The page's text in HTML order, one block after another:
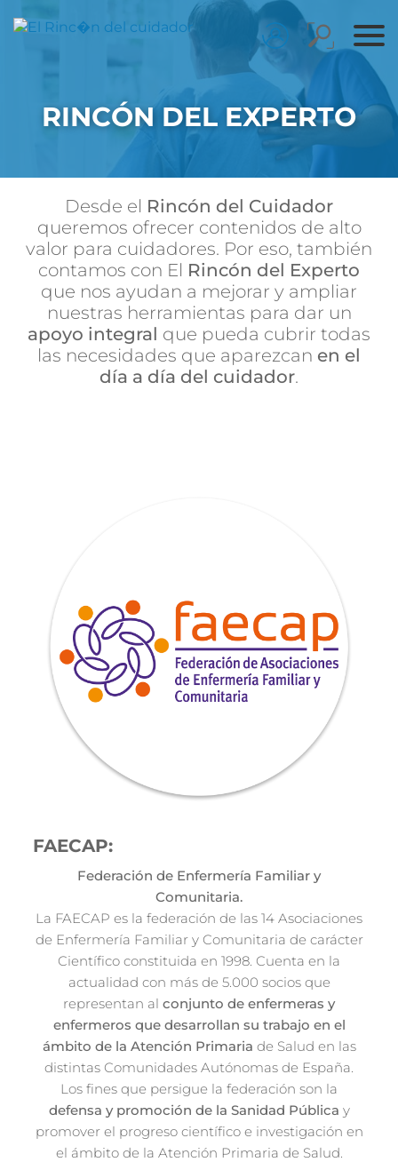
RINCÓN DEL EXPERTO
Desde el Rincón del Cuidador
queremos ofrecer contenidos de alto
valor para cuidadores. Por eso, también
contamos con El Rincón del Experto
que nos ayudan a mejorar y ampliar
nuestras herramientas para dar un
apoyo integral que pueda cubrir todas
las necesidades que aparezcan en el
día a día del cuidador.
FAECAP:
Federación de Enfermería Familiar y
Comunitaria.
La FAECAP es la federación de las 14 Asociaciones
de Enfermería Familiar y Comunitaria de carácter
Científico constituida en 1998. Cuenta en la
actualidad con más de 5.000 socios que
representan al conjunto de enfermeras y
enfermeros que desarrollan su trabajo en el
ámbito de la Atención Primaria de Salud en las
distintas Comunidades Autónomas de España.
Los fines que persigue la federación son la
defensa y promoción de la Sanidad Pública y
promover el progreso científico e investigación en
el ámbito de la Atención Primaria de Salud.